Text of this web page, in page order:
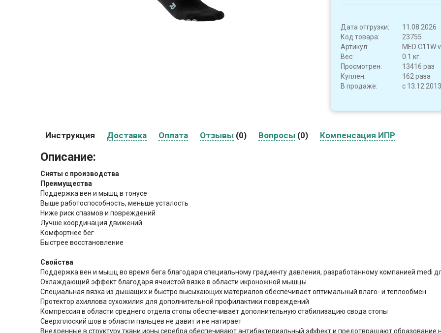
Дата отгрузки:
11.08.2026
Код товара:
23755
Артикул:
MED C11W
Вес:
0.1 кг.
Просмотрен:
13416 раз
Куплен:
162 раза
В продаже:
с 13.12.2013
Инструкция Доставка Оплата Отзывы (0) Вопросы (0) Компенсация ИПР
Описание:
Сняты с производства
Преимущества
Поддержка вен и мышц в тонусе
Выше работоспособность, меньше усталость
Ниже риск спазмов и повреждений
Лучше координация движений
Комфортнее бег
Быстрее восстановление
Свойства
Поддержка вен и мышц во время бега благодаря специальному градиенту давления, разработанному компанией medi
Охлаждающий эффект благодаря ячеистой вязке в области икроножной мышцы
Специальная вязка из дышащих и быстро высыхающих материалов обеспечивает оптимальный влаго- и теплообмен
Протектор ахиллова сухожилия для дополнительной профилактики повреждений
Компрессия в области среднего отдела стопы обеспечивает дополнительную стабилизацию свода стопы
Сверхплоский шов в области пальцев не давит и не натирает
Внедренные в структуру ткани ионы серебра обеспечивают антибактериальный эффект и предотвращают образование